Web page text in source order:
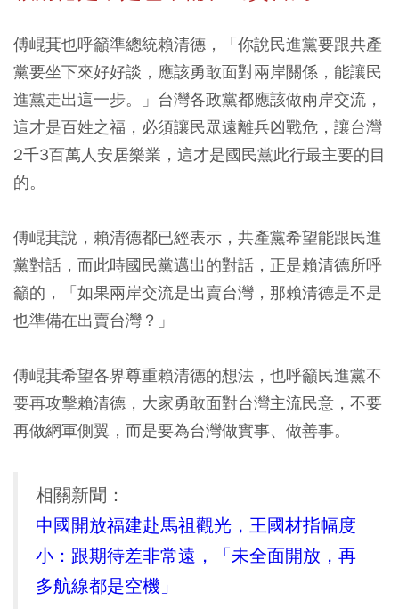
傅崐萁也呼籲準總統賴清德，「你說民進黨要跟共產
黨要坐下來好好談，應該勇敢面對兩岸關係，能讓民
進黨走出這一步。」台灣各政黨都應該做兩岸交流，
這才是百姓之福，必須讓民眾遠離兵凶戰危，讓台灣
2千3百萬人安居樂業，這才是國民黨此行最主要的目
的。
傅崐萁說，賴清德都已經表示，共產黨希望能跟民進
黨對話，而此時國民黨邁出的對話，正是賴清德所呼
籲的，「如果兩岸交流是出賣台灣，那賴清德是不是
也準備在出賣台灣？」
傅崐萁希望各界尊重賴清德的想法，也呼籲民進黨不
要再攻擊賴清德，大家勇敢面對台灣主流民意，不要
再做網軍側翼，而是要為台灣做實事、做善事。
相關新聞：
中國開放福建赴馬祖觀光，王國材指幅度
小：跟期待差非常遠，「未全面開放，再
多航線都是空機」